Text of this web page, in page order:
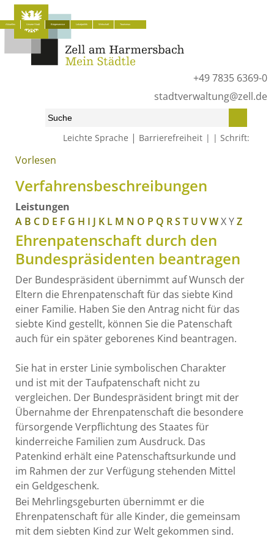
+49 7835 6369-0
stadtverwaltung@zell.de
Leichte Sprache | Barrierefreiheit Schrift:
Aktuelles Unsere Stadt Bürgerservice Lokalpolitik Wirtschaft Tourismus
Start» Bürgerservice »
Vorlesen
Verfahrensbeschreibungen
Leistungen
A B C D E F G H I J K L M N O P Q RS T U VWXYZ
Ehrenpatenschaft durch den
Bundespräsidenten beantragen
Der Bundespräsident übernimmt auf Wunsch der
Eltern die Ehrenpatenschaft für das siebte Kind
einer Familie. Haben Sie den Antrag nicht für das
siebte Kind gestellt, können Sie die Patenschaft
auch für ein später geborenes Kind beantragen.
Sie hat in erster Linie symbolischen Charakter
und ist mit der Taufpatenschaft nicht zu
vergleichen. Der Bundespräsident bringt mit der
Übernahme der Ehrenpatenschaft die besondere
fürsorgende Verpflichtung des Staates für
kinderreiche Familien zum Ausdruck. Das
Patenkind erhält eine Patenschaftsurkunde und
im Rahmen der zur Verfügung stehenden Mittel
ein Geldgeschenk.
Bei Mehrlingsgeburten übernimmt er die
Ehrenpatenschaft für alle Kinder, die gemeinsam
mit dem siebten Kind zur Welt gekommen sind.